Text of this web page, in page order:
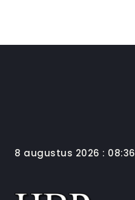
8 augustus 2026 : 08:36